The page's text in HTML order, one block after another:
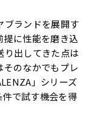
ブランドを展開す
提に性能を磨き込
り出してきた点は
そのなかでもプレ
」シリーズ
で試す機会を得